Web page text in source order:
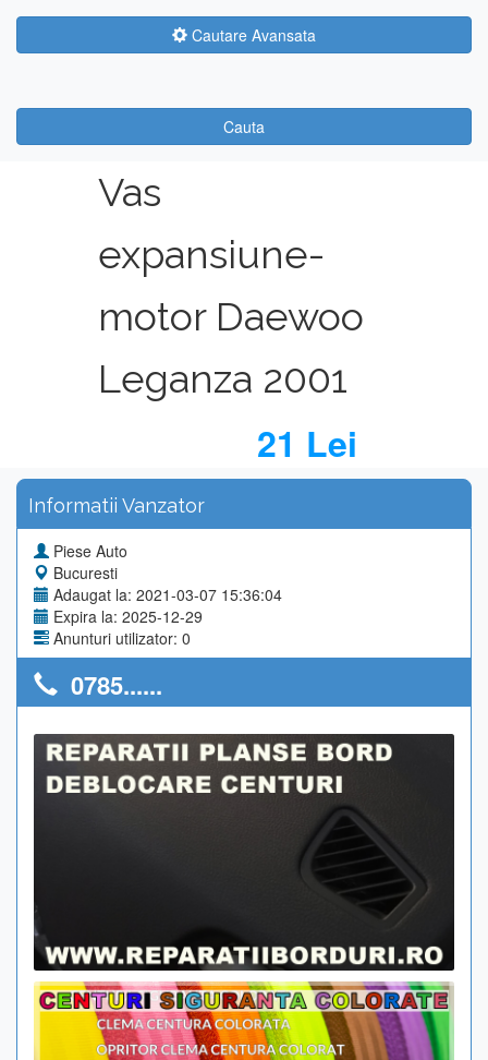
Cautare Avansata
Cauta
Vas
expansiune-
motor Daewoo
Leganza 2001
21 Lei
Informatii Vanzator
Piese Auto
Bucuresti
Adaugat la: 2021-03-07 15:36:04
Expira la: 2025-12-29
Anunturi utilizator: 0
0785......